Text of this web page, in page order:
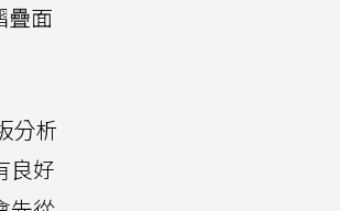
疊面
分析
良好